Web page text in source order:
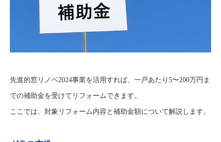
先進的窓リノベ2024事業を活用すれば、一戸あたり5〜200万円ま
での補助金を受けてリフォームできます。
ここでは、対象リフォーム内容と補助金額について解説します。